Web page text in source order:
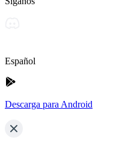
Español
Descarga para Android